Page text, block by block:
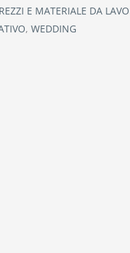
E MATERIALE DA
, WEDDING